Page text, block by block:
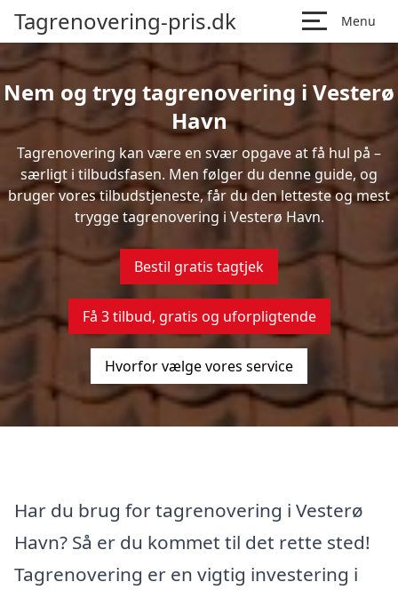
Tagrenovering-pris.dk Menu
Nem og tryg tagrenovering i Vesterø
Havn
Tagrenovering kan være en svær opgave at få hul på –
særligt i tilbudsfasen. Men følger du denne guide, og
bruger vores tilbudstjeneste, får du den letteste og mest
trygge tagrenovering i Vesterø Havn.
Bestil gratis tagtjek
Få 3 tilbud, gratis og uforpligtende
Hvorfor vælge vores service
Har du brug for tagrenovering i Vesterø
Havn? Så er du kommet til det rette sted!
Tagrenovering er en vigtig investering i